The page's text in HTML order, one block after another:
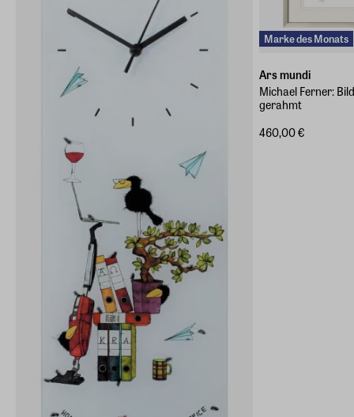
Marke des Monats
Ars mundi
Michael Ferner:
gerahmt
460,00 €